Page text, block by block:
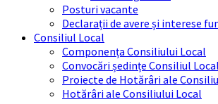
Posturi vacante
Declarații de avere și interese
Consiliul Local
Componența Consiliului Local
Convocări ședințe Consiliul Local
Proiecte de Hotărâri ale
Hotărâri ale Consiliului Local